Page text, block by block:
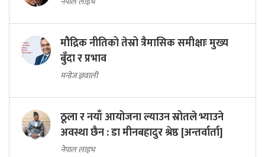
मौद्रिक नीतिको तेस्रो त्रैमासिक समीक्षाः मुख्य
बुँदा र प्रभाव
मनोज ज्ञवाली
ठूला र नयाँ आयोजना ल्याउन स्रोतले भ्याउने
अवस्था छैन : डा मीनबहादुर श्रेष्ठ [अन्तर्वार्ता]
नेपाल लाइभ